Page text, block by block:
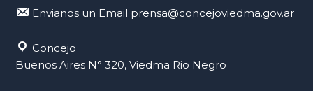
Envianos un Email prensa@concejoviedma.gov.ar
Concejo
Buenos Aires N° 320, Viedma Rio Negro